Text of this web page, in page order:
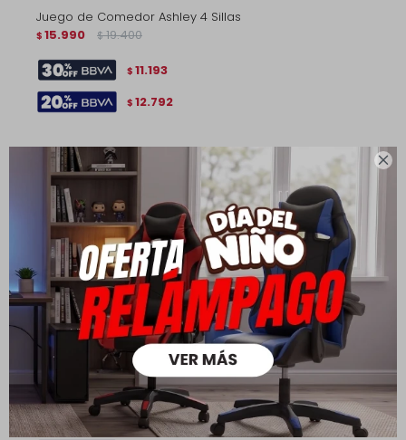

Juego de Comedor Ashley 4 Sillas
$ 15.990 $ 19.400
$ 11.193
$ 12.792
Juego de Comedor Stellar
Hug Rectangular 4 sillas -
$ 13.790 19.900
9.653